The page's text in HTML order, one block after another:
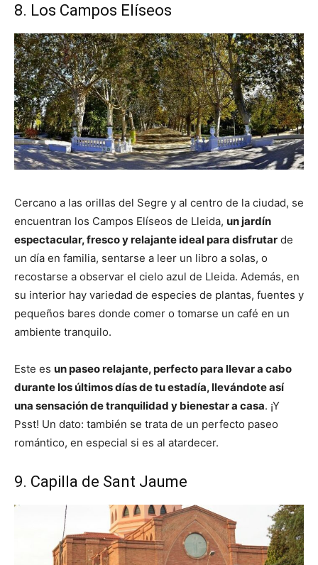
8. Los Campos Elíseos
Cercano a las orillas del Segre y al centro de la ciudad, se
encuentran los Campos Elíseos de Lleida, un jardín
espectacular, fresco y relajante ideal para disfrutar de
un día en familia, sentarse a leer un libro a solas, o
recostarse a observar el cielo azul de Lleida. Además, en
su interior hay variedad de especies de plantas, fuentes y
pequeños bares donde comer o tomarse un café en un
ambiente tranquilo.
Este es un paseo relajante, perfecto para llevar a cabo
durante los últimos días de tu estadía, llevándote así
una sensación de tranquilidad y bienestar a casa. ¡Y
Psst! Un dato: también se trata de un perfecto paseo
romántico, en especial si es al atardecer.
9. Capilla de Sant Jaume